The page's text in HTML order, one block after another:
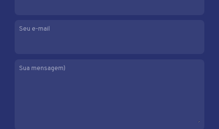
Seu e-mail
Sua mensagem)